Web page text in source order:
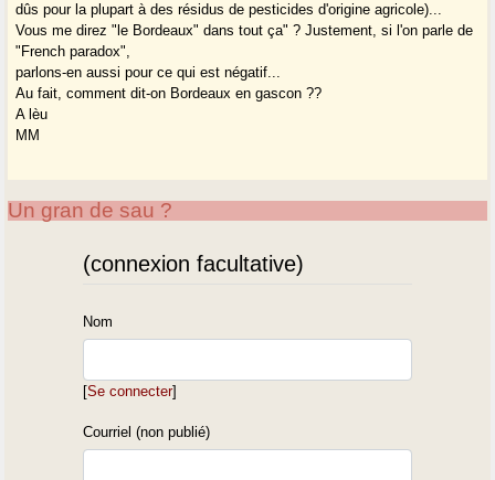
dûs pour la plupart à des résidus de pesticides d'origine agricole)...
Vous me direz "le Bordeaux" dans tout ça" ? Justement, si l'on parle de
"French paradox",
parlons-en aussi pour ce qui est négatif...
Au fait, comment dit-on Bordeaux en gascon ??
A lèu
MM
Un gran de sau ?
(connexion facultative)
Nom
[Se connecter]
Courriel (non publié)